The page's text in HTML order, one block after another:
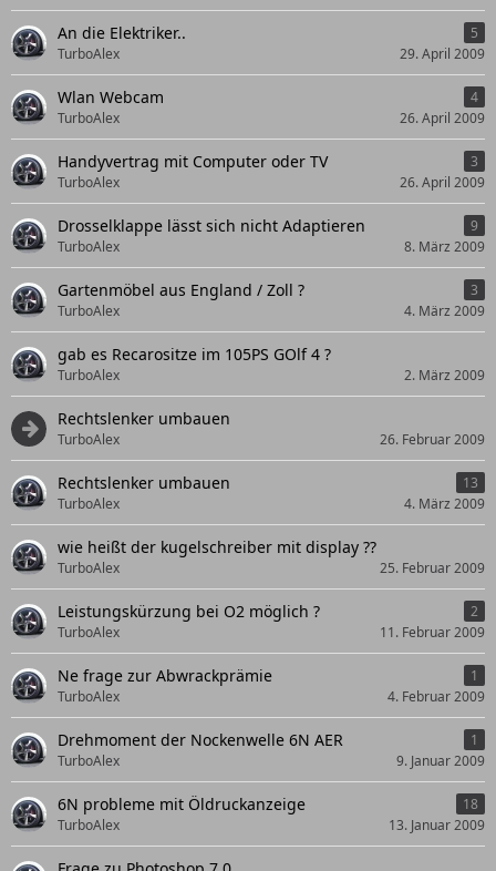
An die Elektriker..
5
TurboAlex
29. April 2009
Wlan Webcam
4
TurboAlex
26. April 2009
Handyvertrag mit Computer oder TV
3
TurboAlex
26. April 2009
Drosselklappe lässt sich nicht Adaptieren
9
TurboAlex
8. März 2009
Gartenmöbel aus England / Zoll ?
3
TurboAlex
4. März 2009
gab es Recarositze im 105PS GOlf 4 ?
TurboAlex 2. März 2009
Rechtslenker umbauen
TurboAlex 26. Februar 2009
Rechtslenker umbauen
13
TurboAlex
4. März 2009
wie heißt der kugelschreiber mit display ??
TurboAlex 25. Februar 2009
Leistungskürzung bei O2 möglich ?
2
TurboAlex
11. Februar 2009
Ne frage zur Abwrackprämie
1
TurboAlex
4. Februar 2009
Drehmoment der Nockenwelle 6N AER
1
TurboAlex
9. Januar 2009
6N probleme mit Öldruckanzeige
18
TurboAlex
13. Januar 2009